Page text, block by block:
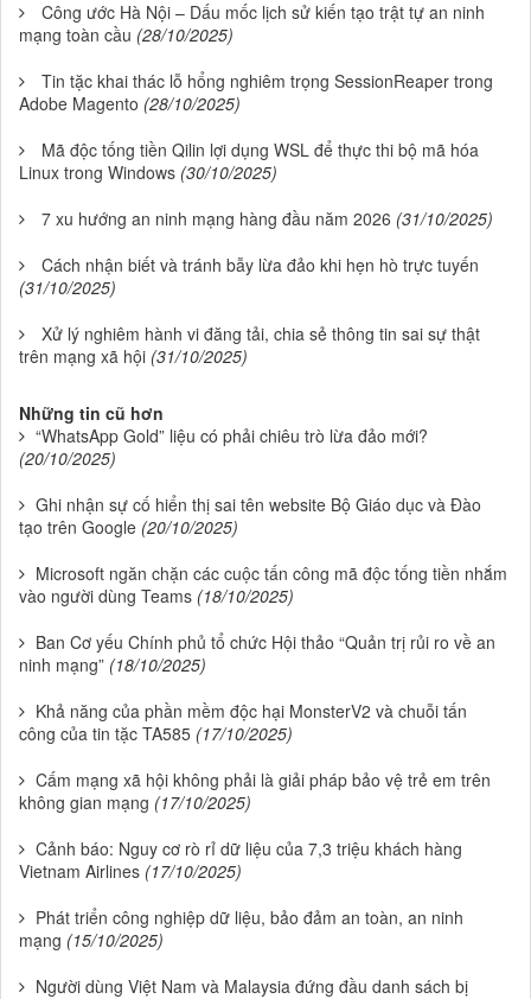
Công ước Hà Nội – Dấu mốc lịch sử kiến tạo trật tự an ninh
mạng toàn cầu (28/10/2025)
Tin tặc khai thác lỗ hổng nghiêm trọng SessionReaper trong
Adobe Magento (28/10/2025)
Mã độc tống tiền Qilin lợi dụng WSL để thực thi bộ mã hóa
Linux trong Windows (30/10/2025)
7 xu hướng an ninh mạng hàng đầu năm 2026 (31/10/2025)
Cách nhận biết và tránh bẫy lừa đảo khi hẹn hò trực tuyến
(31/10/2025)
Xử lý nghiêm hành vi đăng tải, chia sẻ thông tin sai sự thật
trên mạng xã hội (31/10/2025)
Những tin cũ hơn
“WhatsApp Gold” liệu có phải chiêu trò lừa đảo mới?
(20/10/2025)
Ghi nhận sự cố hiển thị sai tên website Bộ Giáo dục và Đào
tạo trên Google (20/10/2025)
Microsoft ngăn chặn các cuộc tấn công mã độc tống tiền nhắm
vào người dùng Teams (18/10/2025)
Ban Cơ yếu Chính phủ tổ chức Hội thảo “Quản trị rủi ro về an
ninh mạng” (18/10/2025)
Khả năng của phần mềm độc hại MonsterV2 và chuỗi tấn
công của tin tặc TA585 (17/10/2025)
Cấm mạng xã hội không phải là giải pháp bảo vệ trẻ em trên
không gian mạng (17/10/2025)
Cảnh báo: Nguy cơ rò rỉ dữ liệu của 7,3 triệu khách hàng
Vietnam Airlines (17/10/2025)
Phát triển công nghiệp dữ liệu, bảo đảm an toàn, an ninh
mạng (15/10/2025)
Người dùng Việt Nam và Malaysia đứng đầu danh sách bị